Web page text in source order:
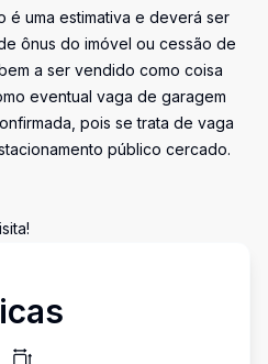
é uma estimativa e deverá ser
ônus do imóvel ou cessão de
a ser vendido como coisa
eventual vaga de garagem
pois se trata de vaga
público cercado.